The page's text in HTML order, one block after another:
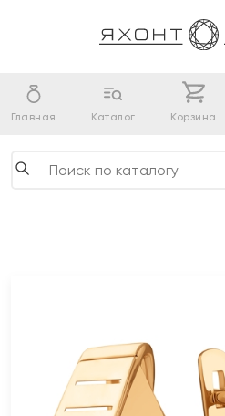
Главная Каталог Корзина